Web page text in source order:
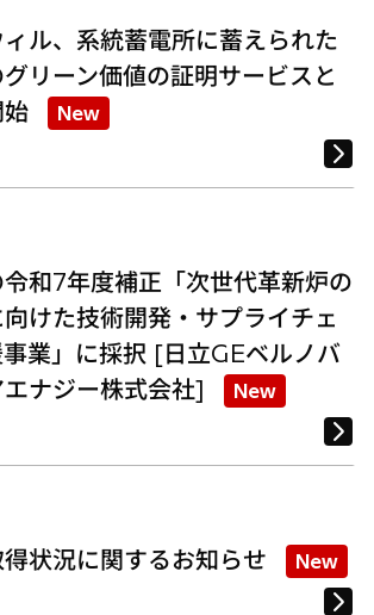
ル、系統蓄電所に蓄えられた
リーン価値の証明サービスと
New
和7年度補正「次世代革新炉の
けた技術開発・サプライチェ
業」に採択 [日立GEベルノバ
ナジー株式会社]
New
状況に関するお知らせ New